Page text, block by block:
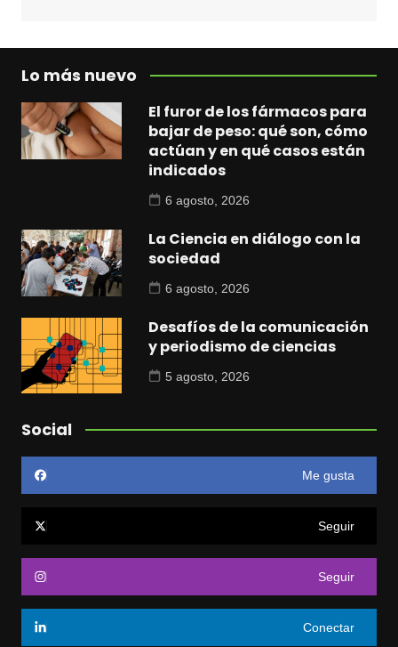
Lo más nuevo
El furor de los fármacos para
bajar de peso: qué son, cómo
actúan y en qué casos están
indicados
6 agosto, 2026
La Ciencia en diálogo con la
sociedad
6 agosto, 2026
Desafíos de la comunicación
y periodismo de ciencias
5 agosto, 2026
Social
Me gusta
Seguir
Seguir
Conectar